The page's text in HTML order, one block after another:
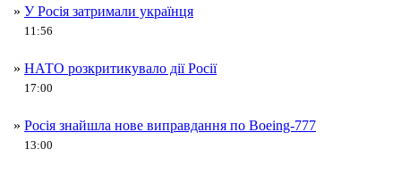
» У Росія затримали українця
11:56
» НАТО розкритикувало дії Росії
17:00
» Росія знайшла нове виправдання по Boeing-777
13:00